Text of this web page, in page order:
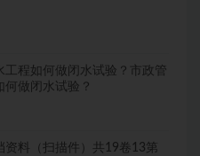
工程如何做闭水试验？市政管
何做闭水试验？
资料（扫描件）共19卷13第